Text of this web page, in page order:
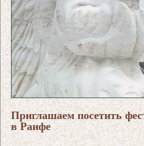
Приглашаем посетить
в Раифе